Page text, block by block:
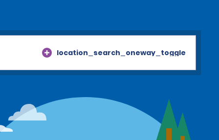
location_search_oneway_toggle